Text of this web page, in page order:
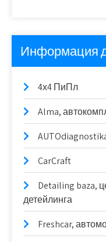
Информация
4х4 ПиПл
Alma,
CarCraft
Detailing baza,
детейлинга
Freshcar,